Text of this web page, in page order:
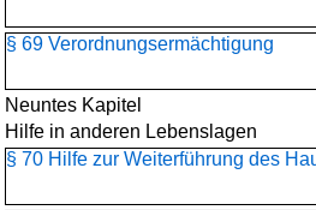
§ 69 Verordnungsermächtigung
Neuntes Kapitel
Hilfe in anderen Lebenslagen
§ 70 Hilfe zur Weiterführung des